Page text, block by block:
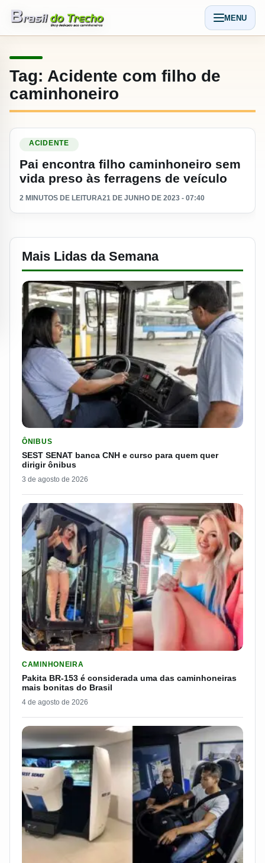
Abrir
MENU
Tag: Acidente com filho de
caminhoneiro
Ler materia: Pai encontra filho caminhoneiro sem vida preso
ACIDENTE
Pai encontra filho caminhoneiro sem
vida preso às ferragens de veículo
2 MINUTOS DE LEITURA21 DE JUNHO DE 2023 - 07:40
Mais Lidas da Semana
ÔNIBUS
SEST SENAT banca CNH e curso para quem quer
dirigir ônibus
3 de agosto de 2026
CAMINHONEIRA
Pakita BR-153 é considerada uma das caminhoneiras
mais bonitas do Brasil
4 de agosto de 2026